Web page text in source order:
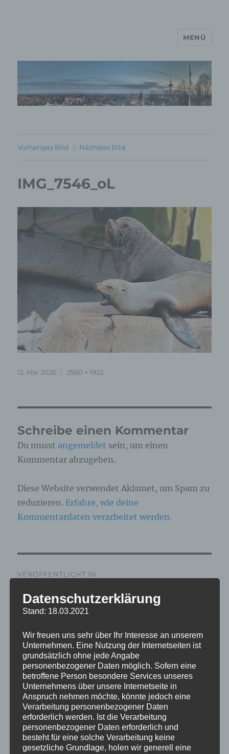
MP Mario Porten Beratung
Training Coaching
MENÜ
Vorheriges Bild Nächstes Bild
IMG_7546_oL
Veröffentlicht
12. Mai 2026 Originalgröße
2560 × 1922
Schreibe einen Kommentar
Du musst angemeldet sein, um einen
Kommentar abzugeben.
Diese Website verwendet Akismet, um Spam zu
reduzieren. Erfahre, wie deine
Kommentardaten verarbeitet werden.
VERÖFFENTLICHT IN
IMG_7546_oL
Datenschutzerklärung
Stand: 18.03.2021
Wir freuen uns sehr über Ihr Interesse an unserem
Unternehmen. Eine Nutzung der Internetseiten ist
grundsätzlich ohne jede Angabe
personenbezogener Daten möglich. Sofern eine
betroffene Person besondere Services unseres
Unternehmens über unsere Internetseite in
Anspruch nehmen möchte, könnte jedoch eine
Verarbeitung personenbezogener Daten
erforderlich werden. Ist die Verarbeitung
personenbezogener Daten erforderlich und
besteht für eine solche Verarbeitung keine
gesetzliche Grundlage, holen wir generell eine